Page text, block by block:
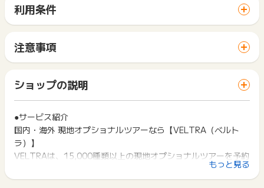
・ご予約後、予約のキャンセルや、アクティビティの不催行が
生じた場合
に遷移して予約が発生した場合（検索エンジン含む）
・ユーザのブラウザの設定で、Javascript、クッキーがオフと
なっている場合
・フレームを使用したページ経由での購入により報酬が発生し
た場合
・禁止行為により申込が発生した場合
・クーポンを使用して予約した場合
・https://www.veltra.com/jp/online/、またはhttps://ww
w.veltra.com/jp/ticket/傘下の商品を購入した場合
※上記URLだとお探しのページが見つかりません と表示され
ますが、
https://www.veltra.com/jp/ticket/facilities/3457/ の
ように商品番号追加されるとページ表示がされます。
利用条件
サイトに移動してからお申し込みやお買い物が完了するまでの
間に、同じブラウザ（※）で他のサイトに移動した場合はポイン
ト獲得ができません。
「 申込をしてポイントGET 」ボタンを押した時とサービス・
お買い物利用時で、デバイス・ブラウザが異なる場合はポイン
ト獲得ができません。
2回以上同じお買い物・サービスをご利用される場合は、毎回
ポイントタウンに戻り、「 申込をしてポイントGET 」ボタン
を押してからご利用ください。
下記の事項に該当する場合、広告主側で対象外とみなし、「獲
注意事項
一部のサービスにつきましては、1商品につき10円単位の金額
は切り捨てとなります。
ポイント獲得が1ポイント未満のものは切り捨てとなり、ポイ
ント履歴には記載されません。
原則として広告主側のポイント等を利用して支払われた金額分
につきましては、ポイントタウンのポイント獲得の対象には含
まれません。
広告主が運営しているサービスの都合もしくは会員様の都合で
商品の交換や一部でもキャンセルされた場合、ポイントが無効
になる可能性もございます。
ショップの説明
●サービス紹介
国内・海外 現地オプショナルツアーなら【VELTRA（ベルト
ラ）】
VELTRAは、15,000種類以上の現地オプショナルツアーを予約
もっと見る